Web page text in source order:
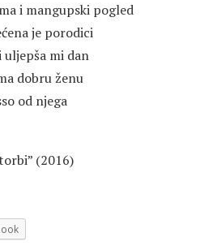
i mangupski pogled
je porodici
mi dan
dobru ženu
od njega
(2016)